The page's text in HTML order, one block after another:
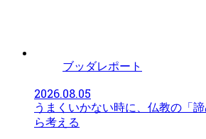
ブッダレポート
2026.08.05
うまくいかない時に、仏教の「
ら考える